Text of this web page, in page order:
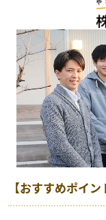
【おすすめポイン